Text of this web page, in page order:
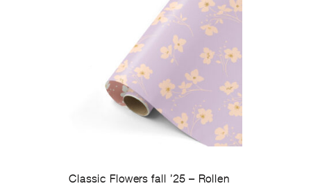
Classic Flowers fall ’25 – Rollen